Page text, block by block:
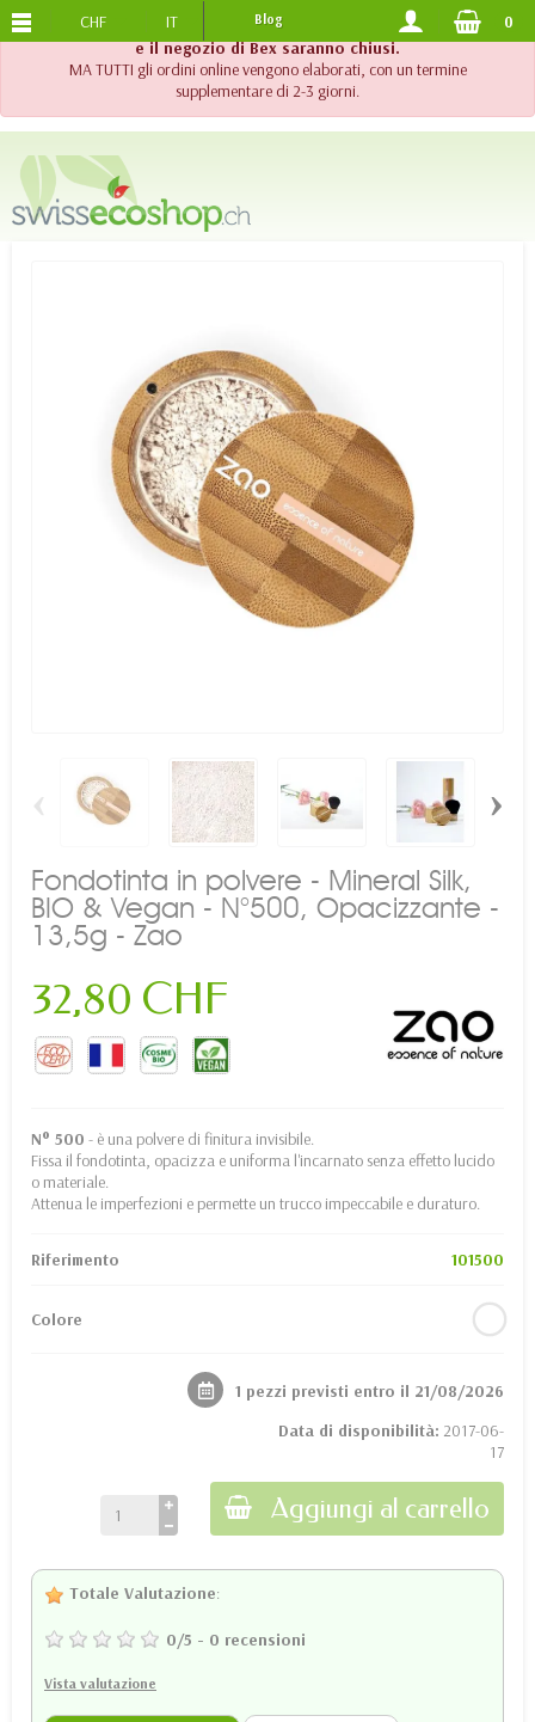
!! Importante !! Fino al 20 agosto 2026, l'assistenza telefonica
e il negozio di Bex saranno chiusi.
MA TUTTI gli ordini online vengono elaborati, con un termine
supplementare di 2-3 giorni.
SPEDIZIONE GRATUITADA 120.-
CHF IT Blog 0
‹ ›
Fondotinta in polvere - Mineral Silk,
BIO & Vegan - N°500, Opacizzante -
13,5g - Zao
32,80 CHF
N° 500 - è una polvere di finitura invisibile.
Fissa il fondotinta, opacizza e uniforma l'incarnato senza effetto lucido
o materiale.
Attenua le imperfezioni e permette un trucco impeccabile e duraturo.
Riferimento 101500
Colore
1 pezzi previsti entro il 21/08/2026
Data di disponibilità: 2017-06-
17
Aggiungi al carrello
Totale Valutazione:
0/5 - 0 recensioni
Vista valutazione